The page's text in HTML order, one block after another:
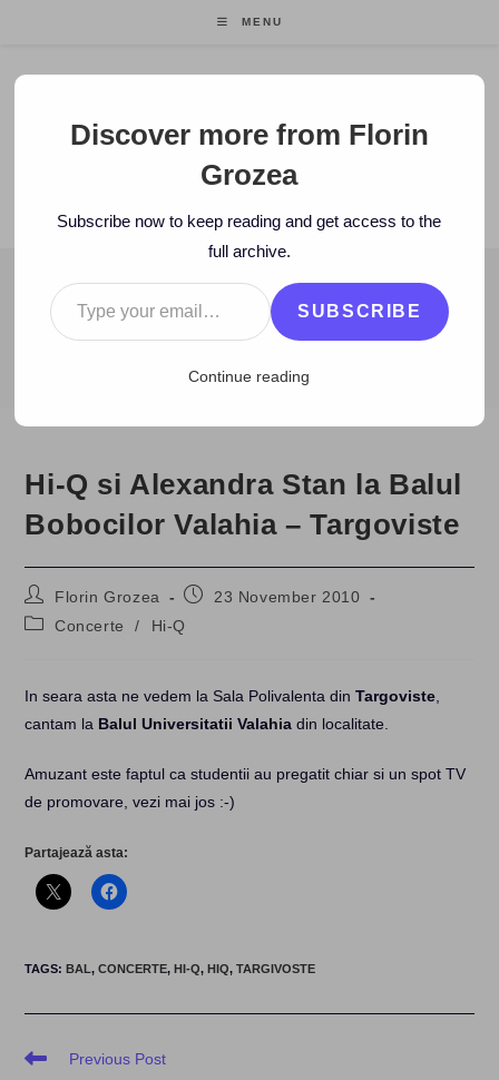
MENU
Florin Grozea
ENTREPRENEUR. FOUNDER/CEO MOCAPP.
BLOG
2010 > November > 23 > Hi-Q Hi-Q si Alexandra Stan la Balul
Hi-Q si Alexandra Stan la Balul
Bobocilor Valahia – Targoviste
Post
author:
Florin Grozea
Post23 November 2010
PostConcerte / Hi-Q
In seara asta ne vedem la Sala Polivalenta dinTargoviste
cantam la Balul Universitatii Valahia din localitate.
Amuzant este faptul ca studentii au pregatit chiar si un spot TV
de promovare, vezi mai jos :-)
Partajează asta:
TAGS:BAL, CONCERTE, HI-Q, HIQ, TARGIVOSTE
Read
Previous Post
Discover more from Florin
Grozea
Subscribe now to keep reading and get access to the
full archive.
Type your email…
SUBSCRIBE
Continue reading